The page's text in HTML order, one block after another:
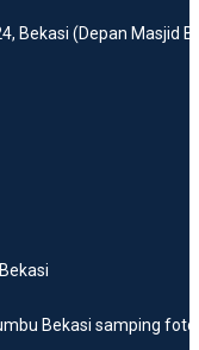
Bekasi (Depan Masjid
Bekasi samping